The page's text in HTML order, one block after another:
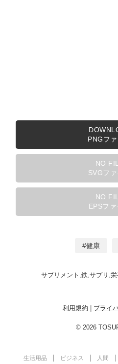
PNGフ
NO
SVGフ
NO
EPSフ
健康
サプリメント,鉄,サプリ,
利用規約 プライ
© 2026
生活用品 ビジネス 人間